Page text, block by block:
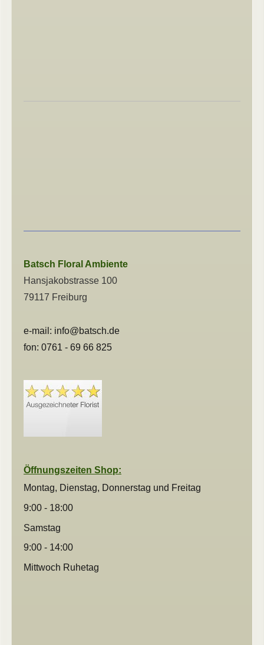
Batsch Floral Ambiente
Hansjakobstrasse 100
79117 Freiburg
e-mail: info@batsch.de
fon: 0761 - 69 66 825
Öffnungszeiten Shop:
Montag, Dienstag, Donnerstag und Freitag
9:00 - 18:00
Samstag
9:00 - 14:00
Mittwoch Ruhetag